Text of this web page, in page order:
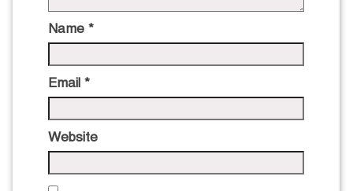
Name *
Email *
Website